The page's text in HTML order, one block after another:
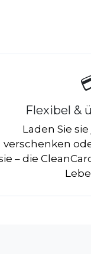
Flexibel &
Laden Sie
verschenken
– die